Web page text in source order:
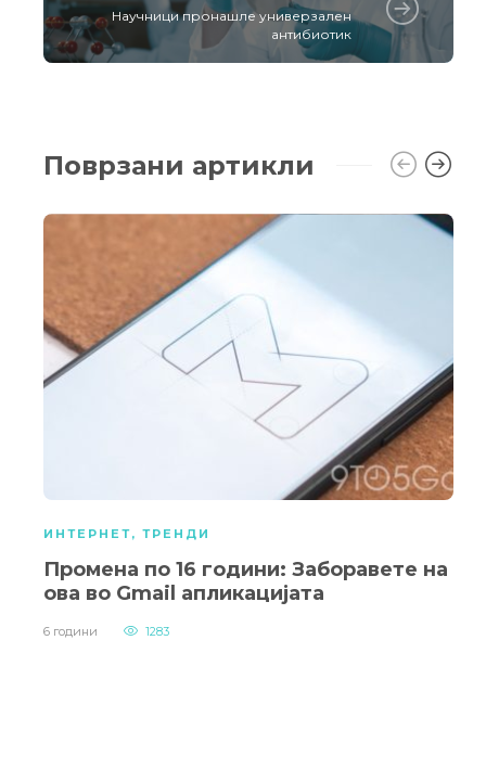
Научници пронашле универзален
антибиотик
Поврзани артикли
ИНТЕРНЕТ, ТРЕНДИ
Промена по 16 години: Заборавете на
ова во Gmail апликацијата
6 години 1283